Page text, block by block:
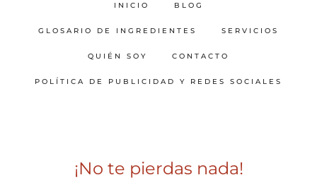
INICIO BLOG
GLOSARIO DE INGREDIENTES SERVICIOS
QUIÉN SOY CONTACTO
POLÍTICA DE PUBLICIDAD Y REDES SOCIALES
¡No te pierdas nada!